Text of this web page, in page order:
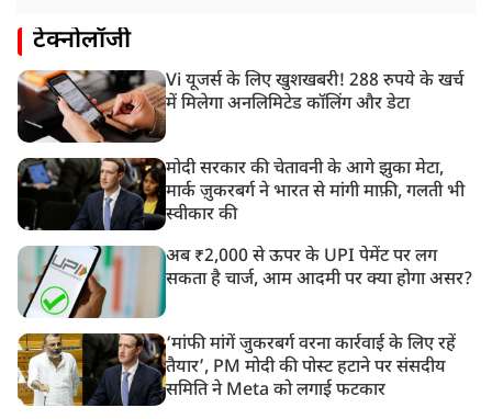
टेक्नोलॉजी
Vi यूजर्स के लिए खुशखबरी! 288 रुपये के खर्च
में मिलेगा अनलिमिटेड कॉलिंग और डेटा
मोदी सरकार की चेतावनी के आगे झुका मेटा,
मार्क ज़ुकरबर्ग ने भारत से मांगी माफ़ी, गलती भी
स्वीकार की
अब ₹2,000 से ऊपर के UPI पेमेंट पर लग
सकता है चार्ज, आम आदमी पर क्या होगा असर?
‘मांफी मांगें जुकरबर्ग वरना कार्रवाई के लिए रहें
तैयार’, PM मोदी की पोस्ट हटाने पर संसदीय
समिति ने Meta को लगाई फटकार